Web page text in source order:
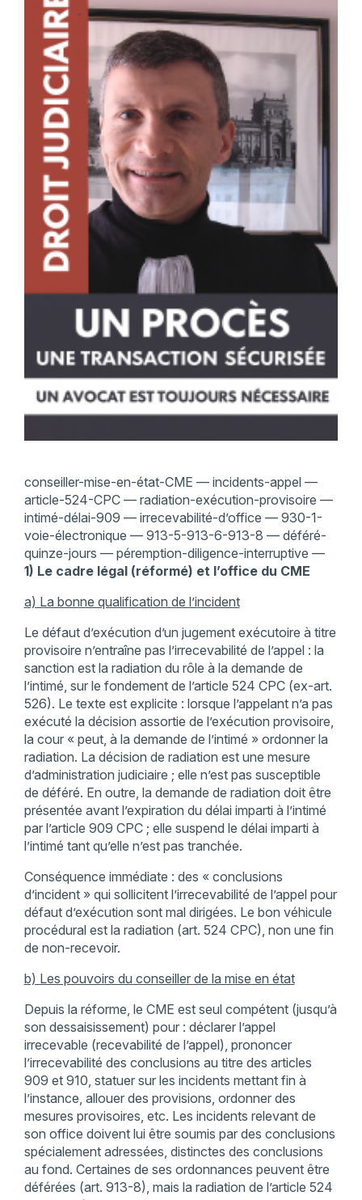
conseiller-mise-en-état-CME — incidents-appel —
article-524-CPC — radiation-exécution-provisoire —
intimé-délai-909 — irrecevabilité-d’office — 930-1-
voie-électronique — 913-5-913-6-913-8 — déféré-
quinze-jours — péremption-diligence-interruptive —
1) Le cadre légal (réformé) et l’office du CME
a) La bonne qualification de l’incident
Le défaut d’exécution d’un jugement exécutoire à titre
provisoire n’entraîne pas l’irrecevabilité de l’appel : la
sanction est la radiation du rôle à la demande de
l’intimé, sur le fondement de l’article 524 CPC (ex-art.
526). Le texte est explicite : lorsque l’appelant n’a pas
exécuté la décision assortie de l’exécution provisoire,
la cour « peut, à la demande de l’intimé » ordonner la
radiation. La décision de radiation est une mesure
d’administration judiciaire ; elle n’est pas susceptible
de déféré. En outre, la demande de radiation doit être
présentée avant l’expiration du délai imparti à l’intimé
par l’article 909 CPC ; elle suspend le délai imparti à
l’intimé tant qu’elle n’est pas tranchée.
Conséquence immédiate : des « conclusions
d’incident » qui sollicitent l’irrecevabilité de l’appel pour
défaut d’exécution sont mal dirigées. Le bon véhicule
procédural est la radiation (art. 524 CPC), non une fin
de non-recevoir.
b) Les pouvoirs du conseiller de la mise en état
Depuis la réforme, le CME est seul compétent (jusqu’à
son dessaisissement) pour : déclarer l’appel
irrecevable (recevabilité de l’appel), prononcer
l’irrecevabilité des conclusions au titre des articles
909 et 910, statuer sur les incidents mettant fin à
l’instance, allouer des provisions, ordonner des
mesures provisoires, etc. Les incidents relevant de
son office doivent lui être soumis par des conclusions
spécialement adressées, distinctes des conclusions
au fond. Certaines de ses ordonnances peuvent être
déférées (art. 913-8), mais la radiation de l’article 524